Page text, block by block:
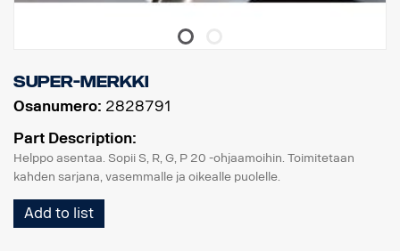
Super-merkki
Osanumero: 2828791
Part Description:
Helppo asentaa. Sopii S, R, G, P 20 -ohjaamoihin. Toimitetaan
kahden sarjana, vasemmalle ja oikealle puolelle.
Add to list